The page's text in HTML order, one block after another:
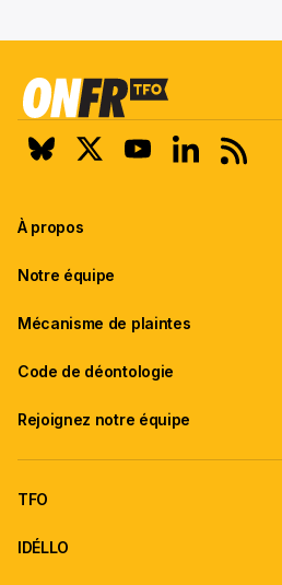
À propos
Notre équipe
Mécanisme de plaintes
Code de déontologie
Rejoignez notre équipe
TFO
IDÉLLO